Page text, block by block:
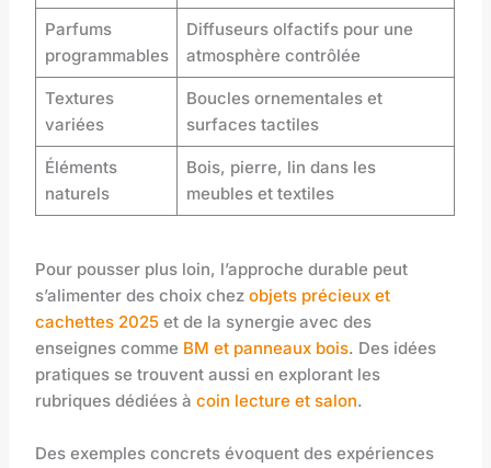
Parfums
programmables
Diffuseurs olfactifs pour une
atmosphère contrôlée
Textures
variées
Boucles ornementales et
surfaces tactiles
Éléments
naturels
Bois, pierre, lin dans les
meubles et textiles
Pour pousser plus loin, l’approche durable peut
s’alimenter des choix chezobjets précieux et
cachettes 2025 et de la synergie avec des
enseignes comme BM et panneaux bois. Des idées
pratiques se trouvent aussi en explorant les
rubriques dédiées àcoin lecture et salon.
Des exemples concrets évoquent des expériences